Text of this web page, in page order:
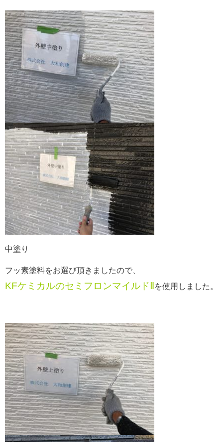
中塗り
フッ素塗料をお選び頂きましたので、
KFケミカルのセミフロンマイルドⅡを使用しました。